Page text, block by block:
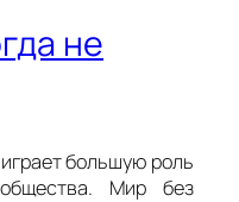
не
большую роль
Мир без